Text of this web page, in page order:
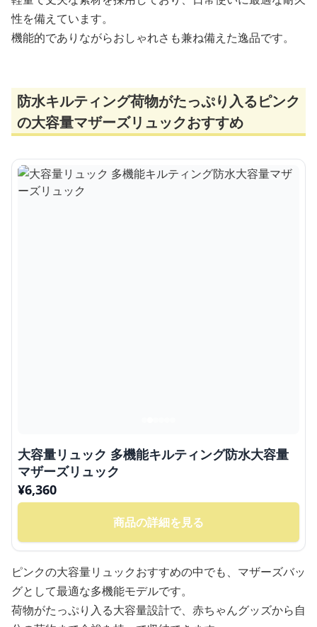
性を備えています。
機能的でありながらおしゃれさも兼ね備えた逸品です。
防水キルティング荷物がたっぷり入るピンク
の大容量マザーズリュックおすすめ
大容量リュック 多機能キルティング防水大容量
マザーズリュック
¥6,360
商品の詳細を見る
ピンクの大容量リュックおすすめの中でも、マザーズバッ
グとして最適な多機能モデルです。
荷物がたっぷり入る大容量設計で、赤ちゃんグッズから自